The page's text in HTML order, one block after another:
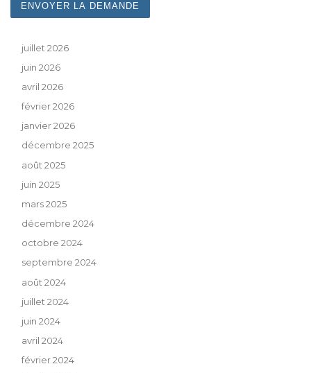
juillet 2026
juin 2026
avril 2026
février 2026
janvier 2026
décembre 2025
août 2025
juin 2025
mars 2025
décembre 2024
octobre 2024
septembre 2024
août 2024
juillet 2024
juin 2024
avril 2024
février 2024